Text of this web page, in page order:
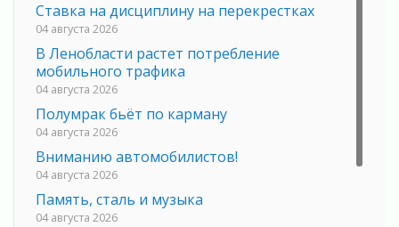
Ставка на дисциплину на перекрестках
04 августа 2026
В Ленобласти растет потребление
мобильного трафика
04 августа 2026
Полумрак бьёт по карману
04 августа 2026
Вниманию автомобилистов!
04 августа 2026
Память, сталь и музыка
04 августа 2026